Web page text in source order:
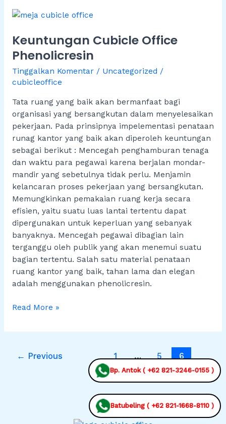
Keuntungan Cubicle Office
Phenolicresin
Tinggalkan Komentar / Uncategorized /
cubicleoffice
Tata ruang yang baik akan bermanfaat bagi
organisasi yang bersangkutan dalam menyelesaikan
pekerjaan. Pada prinsipnya impelementasi penataan
runag kantor yang baik akan diperoleh keuntungan
sebagai berikut : Mencegah penghamburan tenaga
dan waktu para pegawai karena berjalan mondar-
mandir yang sebetulnya tidak perlu. Menjamin
kelancaran proses pekerjaan yang bersangkutan.
Memungkinkan pemakaian ruang kerja secara
efisien, yaitu suatu luas lantai tertentu dapat
dipergunakan untuk keperluan yang sebanyak
banyaknya. Mencegah pegawai dibagian lain
terganggu oleh publik yang akan menemui suatu
bagian tertentu. Salah satu material penataan
ruang kantor yang baik, tahan lama dan elegan
adalah menggunakan phenolicresin.
Keuntungan
Office
Phenolicresin
Read More »
← Previous 1 … 5 6
Bp. Antok ( +62 821-3246-0155 )
Batubeling ( +62 821-1668-8110 )